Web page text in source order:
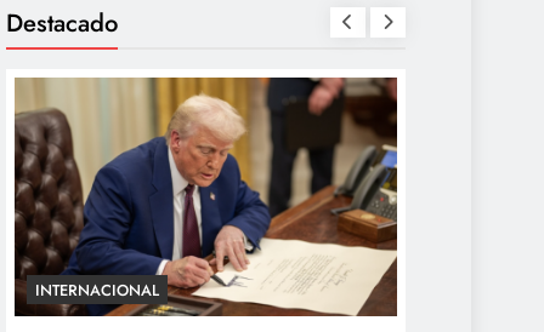
Destacado
INTERNACIONAL